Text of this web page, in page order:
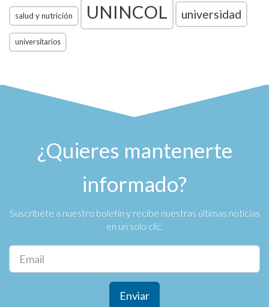
salud y nutrición UNINCOL universidad
universitarios
¿Quieres mantenerte
informado?
Suscríbete a nuestro boletín y recibe nuestras últimas noticias
en un solo clic.
Enviar